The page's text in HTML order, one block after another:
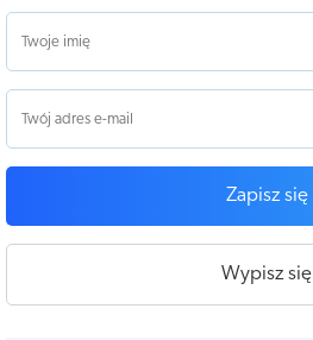
Zapisz się
Wypisz się